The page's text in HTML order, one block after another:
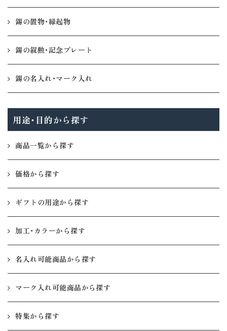
錫の置物・縁起物
錫の叙勲・記念プレート
錫の名入れ・マーク入れ
用途・目的から探す
商品一覧から探す
価格から探す
ギフトの用途から探す
加工・カラーから探す
名入れ可能商品から探す
マーク入れ可能商品から探す
特集から探す